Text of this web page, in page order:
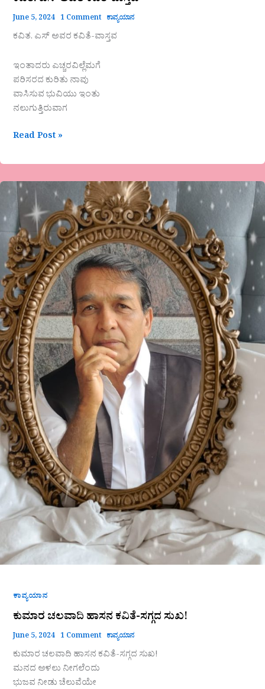
June 5, 2024 1 Comment ಕಾವ್ಯಯಾನ
ಕವಿತ. ಎಸ್ ಅವರ ಕವಿತೆ-ವಾಸ್ತವ
ಇಂತಾದರು ಎಚ್ಚರವಿಲ್ಲೆಮಗೆ
ಪರಿಸರದ ಕುರಿತು ನಾವು
ವಾಸಿಸುವ ಭುವಿಯು ಇಂತು
ನಲುಗುತ್ತಿರುವಾಗ
Read Post »
ಕಾವ್ಯಯಾನ
ಕುಮಾರ ಚಲವಾದಿ ಹಾಸನ ಕವಿತೆ-ಸಗ್ಗದ ಸುಖ!
June 5, 2024 1 Comment ಕಾವ್ಯಯಾನ
ಕುಮಾರ ಚಲವಾದಿ ಹಾಸನ ಕವಿತೆ-ಸಗ್ಗದ ಸುಖ!
ಮನದ ಅಳಲು ನೀಗಲೆಂದು
ಭುಜವ ನೀಡು ಚೆಲುವೆಯೇ
ಕುಮಾರ
ಚಲವಾದಿ
ಹಾಸನ
ಕವಿತೆ-
ಸಗ್ಗದ
ಸುಖ!